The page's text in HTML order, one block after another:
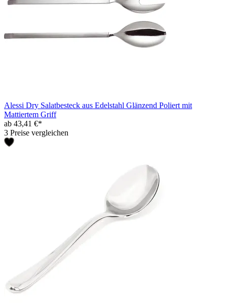
Alessi Dry Salatbesteck aus Edelstahl Glänzend Poliert mit
Mattiertem Griff
ab 43,41 €*
3 Preise vergleichen